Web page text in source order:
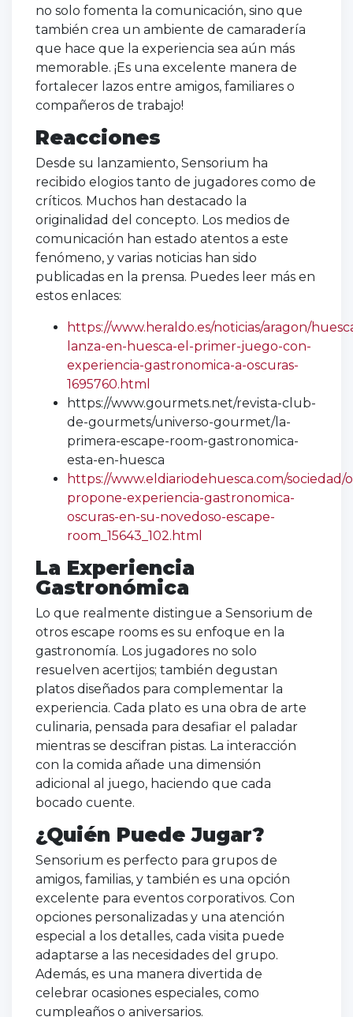
no solo fomenta la comunicación, sino que
también crea un ambiente de camaradería
que hace que la experiencia sea aún más
memorable. ¡Es una excelente manera de
fortalecer lazos entre amigos, familiares o
compañeros de trabajo!
Reacciones
Desde su lanzamiento, Sensorium ha
recibido elogios tanto de jugadores como de
críticos. Muchos han destacado la
originalidad del concepto. Los medios de
comunicación han estado atentos a este
fenómeno, y varias noticias han sido
publicadas en la prensa. Puedes leer más en
estos enlaces:
https://www.heraldo.es/noticias/aragon/
lanza-en-huesca-el-primer-juego-con-
experiencia-gastronomica-a-oscuras-
1695760.html
https://www.gourmets.net/revista-club-
de-gourmets/universo-gourmet/la-
primera-escape-room-gastronomica-
esta-en-huesca
https://www.eldiariodehuesca.com/sociedad/
propone-experiencia-gastronomica-
oscuras-en-su-novedoso-escape-
room_15643_102.html
La Experiencia
Gastronómica
Lo que realmente distingue a Sensorium de
otros escape rooms es su enfoque en la
gastronomía. Los jugadores no solo
resuelven acertijos; también degustan
platos diseñados para complementar la
experiencia. Cada plato es una obra de arte
culinaria, pensada para desafiar el paladar
mientras se descifran pistas. La interacción
con la comida añade una dimensión
adicional al juego, haciendo que cada
bocado cuente.
¿Quién Puede Jugar?
Sensorium es perfecto para grupos de
amigos, familias, y también es una opción
excelente para eventos corporativos. Con
opciones personalizadas y una atención
especial a los detalles, cada visita puede
adaptarse a las necesidades del grupo.
Además, es una manera divertida de
celebrar ocasiones especiales, como
cumpleaños o aniversarios.